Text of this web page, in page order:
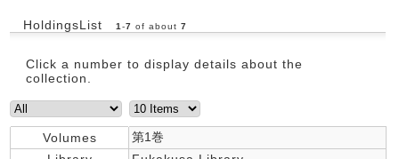
HoldingsList 1 -7 of about 7
Click a number to display details about the
collection.
Volumes
第1巻